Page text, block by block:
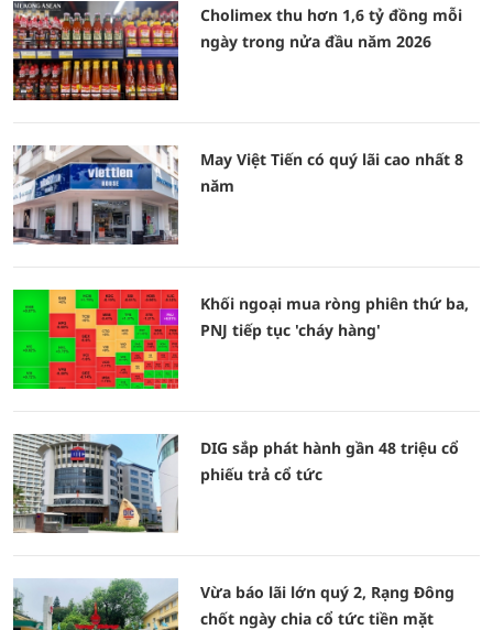
Cholimex thu hơn 1,6 tỷ đồng mỗi
ngày trong nửa đầu năm 2026
May Việt Tiến có quý lãi cao nhất 8
năm
Khối ngoại mua ròng phiên thứ ba,
PNJ tiếp tục 'cháy hàng'
DIG sắp phát hành gần 48 triệu cổ
phiếu trả cổ tức
Vừa báo lãi lớn quý 2, Rạng Đông
chốt ngày chia cổ tức tiền mặt